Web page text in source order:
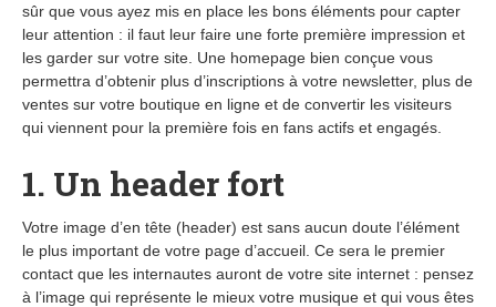
sûr que vous ayez mis en place les bons éléments pour capter
leur attention : il faut leur faire une forte première impression et
les garder sur votre site. Une homepage bien conçue vous
permettra d’obtenir plus d’inscriptions à votre newsletter, plus de
ventes sur votre boutique en ligne et de convertir les visiteurs
qui viennent pour la première fois en fans actifs et engagés.
1. Un header fort
Votre image d’en tête (header) est sans aucun doute l’élément
le plus important de votre page d’accueil. Ce sera le premier
contact que les internautes auront de votre site internet : pensez
à l’image qui représente le mieux votre musique et qui vous êtes